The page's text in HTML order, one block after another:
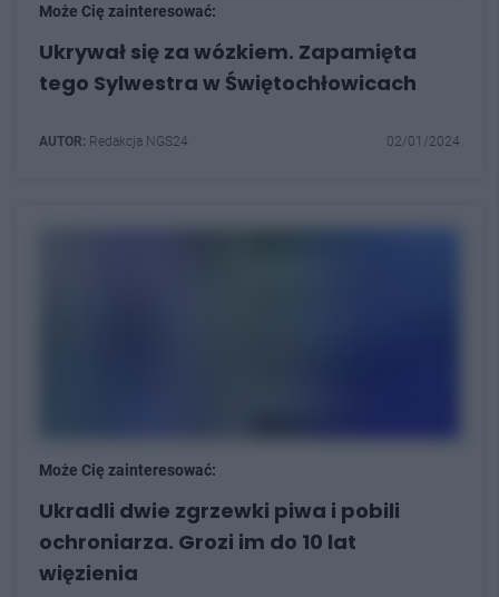
Może Cię zainteresować:
Ukrywał się za wózkiem. Zapamięta
tego Sylwestra w Świętochłowicach
AUTOR: Redakcja NGS24 02/01/2024
Może Cię zainteresować:
Ukradli dwie zgrzewki piwa i pobili
ochroniarza. Grozi im do 10 lat
więzienia